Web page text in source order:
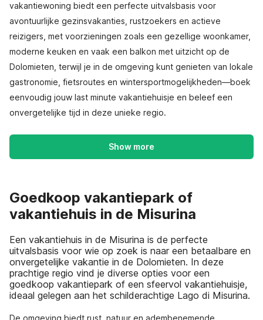
vakantiewoning biedt een perfecte uitvalsbasis voor
avontuurlijke gezinsvakanties, rustzoekers en actieve
reizigers, met voorzieningen zoals een gezellige woonkamer,
moderne keuken en vaak een balkon met uitzicht op de
Dolomieten, terwijl je in de omgeving kunt genieten van lokale
gastronomie, fietsroutes en wintersportmogelijkheden—boek
eenvoudig jouw last minute vakantiehuisje en beleef een
onvergetelijke tijd in deze unieke regio.
Show more
Goedkoop vakantiepark of
vakantiehuis in de Misurina
Een vakantiehuis in de Misurina is de perfecte
uitvalsbasis voor wie op zoek is naar een betaalbare en
onvergetelijke vakantie in de Dolomieten. In deze
prachtige regio vind je diverse opties voor een
goedkoop vakantiepark of een sfeervol vakantiehuisje,
ideaal gelegen aan het schilderachtige Lago di Misurina.
De omgeving biedt rust, natuur en adembenemende